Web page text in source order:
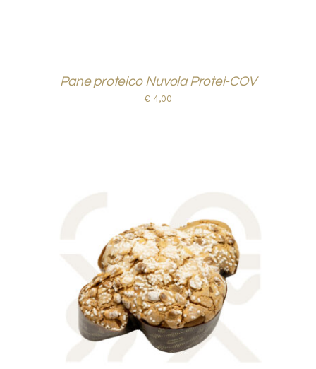
Pane proteico Nuvola Protei-COV
€ 4,00
AGGIUNGI AL CARRELLO
/
DETTAGLI